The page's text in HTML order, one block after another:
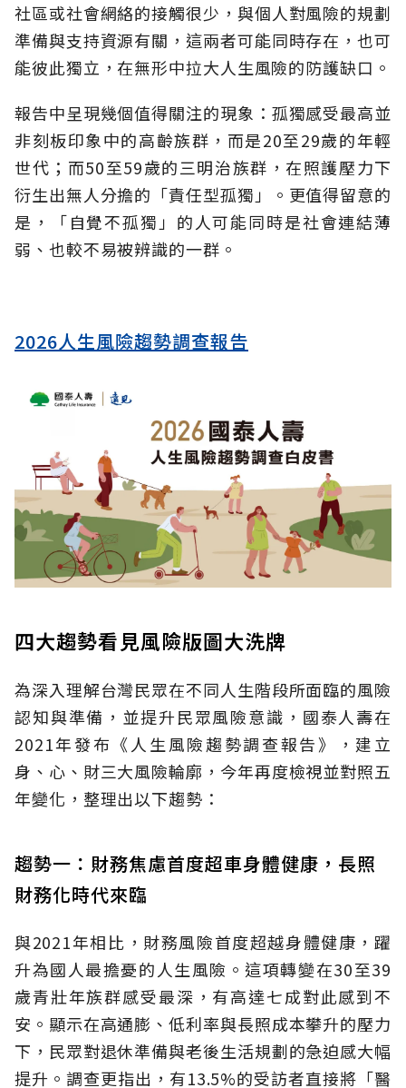
社區或社會網絡的接觸很少，與個人對風險的規劃
準備與支持資源有關，這兩者可能同時存在，也可
能彼此獨立，在無形中拉大人生風險的防護缺口。
報告中呈現幾個值得關注的現象：孤獨感受最高並
非刻板印象中的高齡族群，而是20至29歲的年輕
世代；而50至59歲的三明治族群，在照護壓力下
衍生出無人分擔的「責任型孤獨」。更值得留意的
是，「自覺不孤獨」的人可能同時是社會連結薄
弱、也較不易被辨識的一群。
2026人生風險趨勢調查報告
四大趨勢看見風險版圖大洗牌
為深入理解台灣民眾在不同人生階段所面臨的風險
認知與準備，並提升民眾風險意識，國泰人壽在
2021年發布《人生風險趨勢調查報告》，建立
身、心、財三大風險輪廓，今年再度檢視並對照五
年變化，整理出以下趨勢：
趨勢一：財務焦慮首度超車身體健康，長照
財務化時代來臨
與2021年相比，財務風險首度超越身體健康，躍
升為國人最擔憂的人生風險。這項轉變在30至39
歲青壯年族群感受最深，有高達七成對此感到不
安。顯示在高通膨、低利率與長照成本攀升的壓力
下，民眾對退休準備與老後生活規劃的急迫感大幅
提升。調查更指出，有13.5%的受訪者直接將「醫